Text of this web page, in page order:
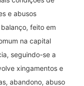
e abusos
feito em
na capital
seguindo-se a
xingamentos e
abandono, abuso